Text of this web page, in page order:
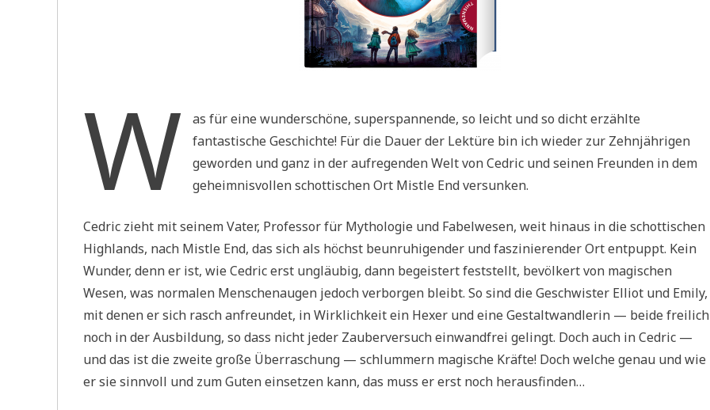
W
as für eine wunderschöne, superspannende, so leicht und so dicht erzählte
fantastische Geschichte! Für die Dauer der Lektüre bin ich wieder zur Zehnjährigen
geworden und ganz in der aufregenden Welt von Cedric und seinen Freunden in dem
geheimnisvollen schottischen Ort Mistle End versunken.
Cedric zieht mit seinem Vater, Professor für Mythologie und Fabelwesen, weit hinaus in die schottischen
Highlands, nach Mistle End, das sich als höchst beunruhigender und faszinierender Ort entpuppt. Kein
Wunder, denn er ist, wie Cedric erst ungläubig, dann begeistert feststellt, bevölkert von magischen
Wesen, was normalen Menschenaugen jedoch verborgen bleibt. So sind die Geschwister Elliot und Emily,
mit denen er sich rasch anfreundet, in Wirklichkeit ein Hexer und eine Gestaltwandlerin — beide freilich
noch in der Ausbildung, so dass nicht jeder Zauberversuch einwandfrei gelingt. Doch auch in Cedric —
und das ist die zweite große Überraschung — schlummern magische Kräfte! Doch welche genau und wie
er sie sinnvoll und zum Guten einsetzen kann, das muss er erst noch herausfinden…